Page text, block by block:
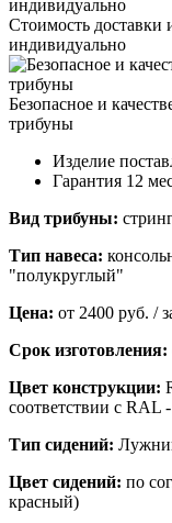
Стоимость доставки
индивидуально
Безопасное и
трибуны
Изделие
Гарантия 12
Вид трибуны:
Тип навеса:
"полукруглый"
Цена: от 2400 руб. /
Срок изготовления:
Цвет конструкции:
соответствии с RAL
Тип сидений:
Цвет сидений: по
красный)